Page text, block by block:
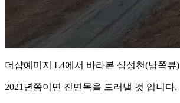
더샵예미지 L4에서 바라본 삼성천(남쪽뷰)
2021년쯤이면 진면목을 드러낼 것 입니다.